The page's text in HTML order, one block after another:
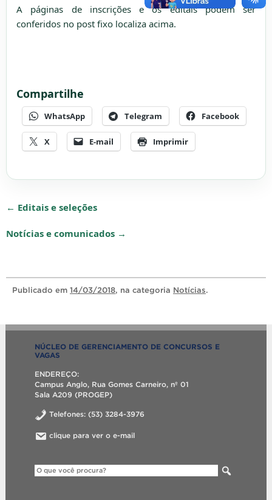
A páginas de inscrições e os editais podem ser
conferidos no post fixo localiza acima.
Compartilhe
WhatsApp Telegram Facebook
X E-mail Imprimir
← Editais e seleções
Notícias e comunicados →
Publicado em 14/03/2018, na categoria Notícias.
NÚCLEO DE GERENCIAMENTO DE CONCURSOS E
VAGAS
ENDEREÇO:
Campus Anglo, Rua Gomes Carneiro, nº 01
Sala A209 (PROGEP)
Telefones: (53) 3284-3976
clique para ver o e-mail